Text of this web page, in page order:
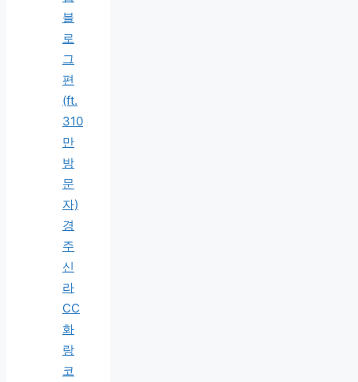
블
로
그
편
(ft.
310
만
방
문
자)
경
주
신
라
CC
화
랑
코